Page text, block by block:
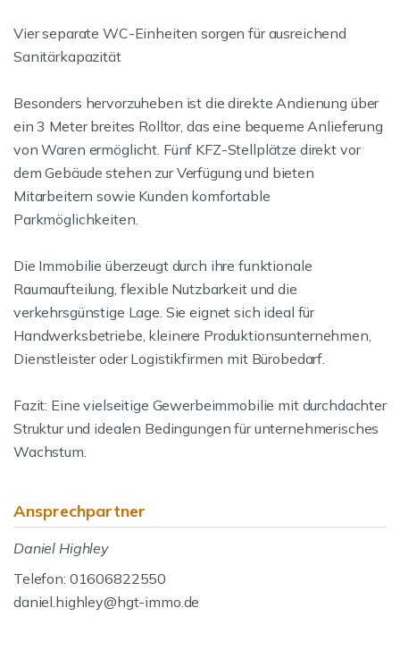
Vier separate WC-Einheiten sorgen für ausreichend
Sanitärkapazität
Besonders hervorzuheben ist die direkte Andienung über
ein 3 Meter breites Rolltor, das eine bequeme Anlieferung
von Waren ermöglicht. Fünf KFZ-Stellplätze direkt vor
dem Gebäude stehen zur Verfügung und bieten
Mitarbeitern sowie Kunden komfortable
Parkmöglichkeiten.
Die Immobilie überzeugt durch ihre funktionale
Raumaufteilung, flexible Nutzbarkeit und die
verkehrsgünstige Lage. Sie eignet sich ideal für
Handwerksbetriebe, kleinere Produktionsunternehmen,
Dienstleister oder Logistikfirmen mit Bürobedarf.
Fazit: Eine vielseitige Gewerbeimmobilie mit durchdachter
Struktur und idealen Bedingungen für unternehmerisches
Wachstum.
Ansprechpartner
Daniel Highley
Telefon: 01606822550
daniel.highley@hgt-immo.de